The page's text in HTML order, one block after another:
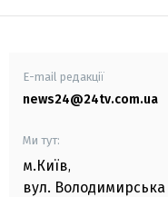
E-mail редакції
news24@24tv.com.ua
Ми тут:
м.Київ,
вул. Володимирська